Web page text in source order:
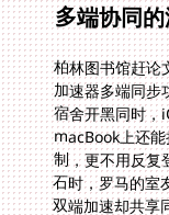
多端协同
柏林图书馆赶论
加速器多端同
宿舍开黑同时
macBook上还
制，更不用反复
石时，罗马的
双端加速却共享
掏出安卓机查